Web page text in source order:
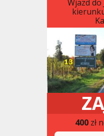
Wjazd do
400zł